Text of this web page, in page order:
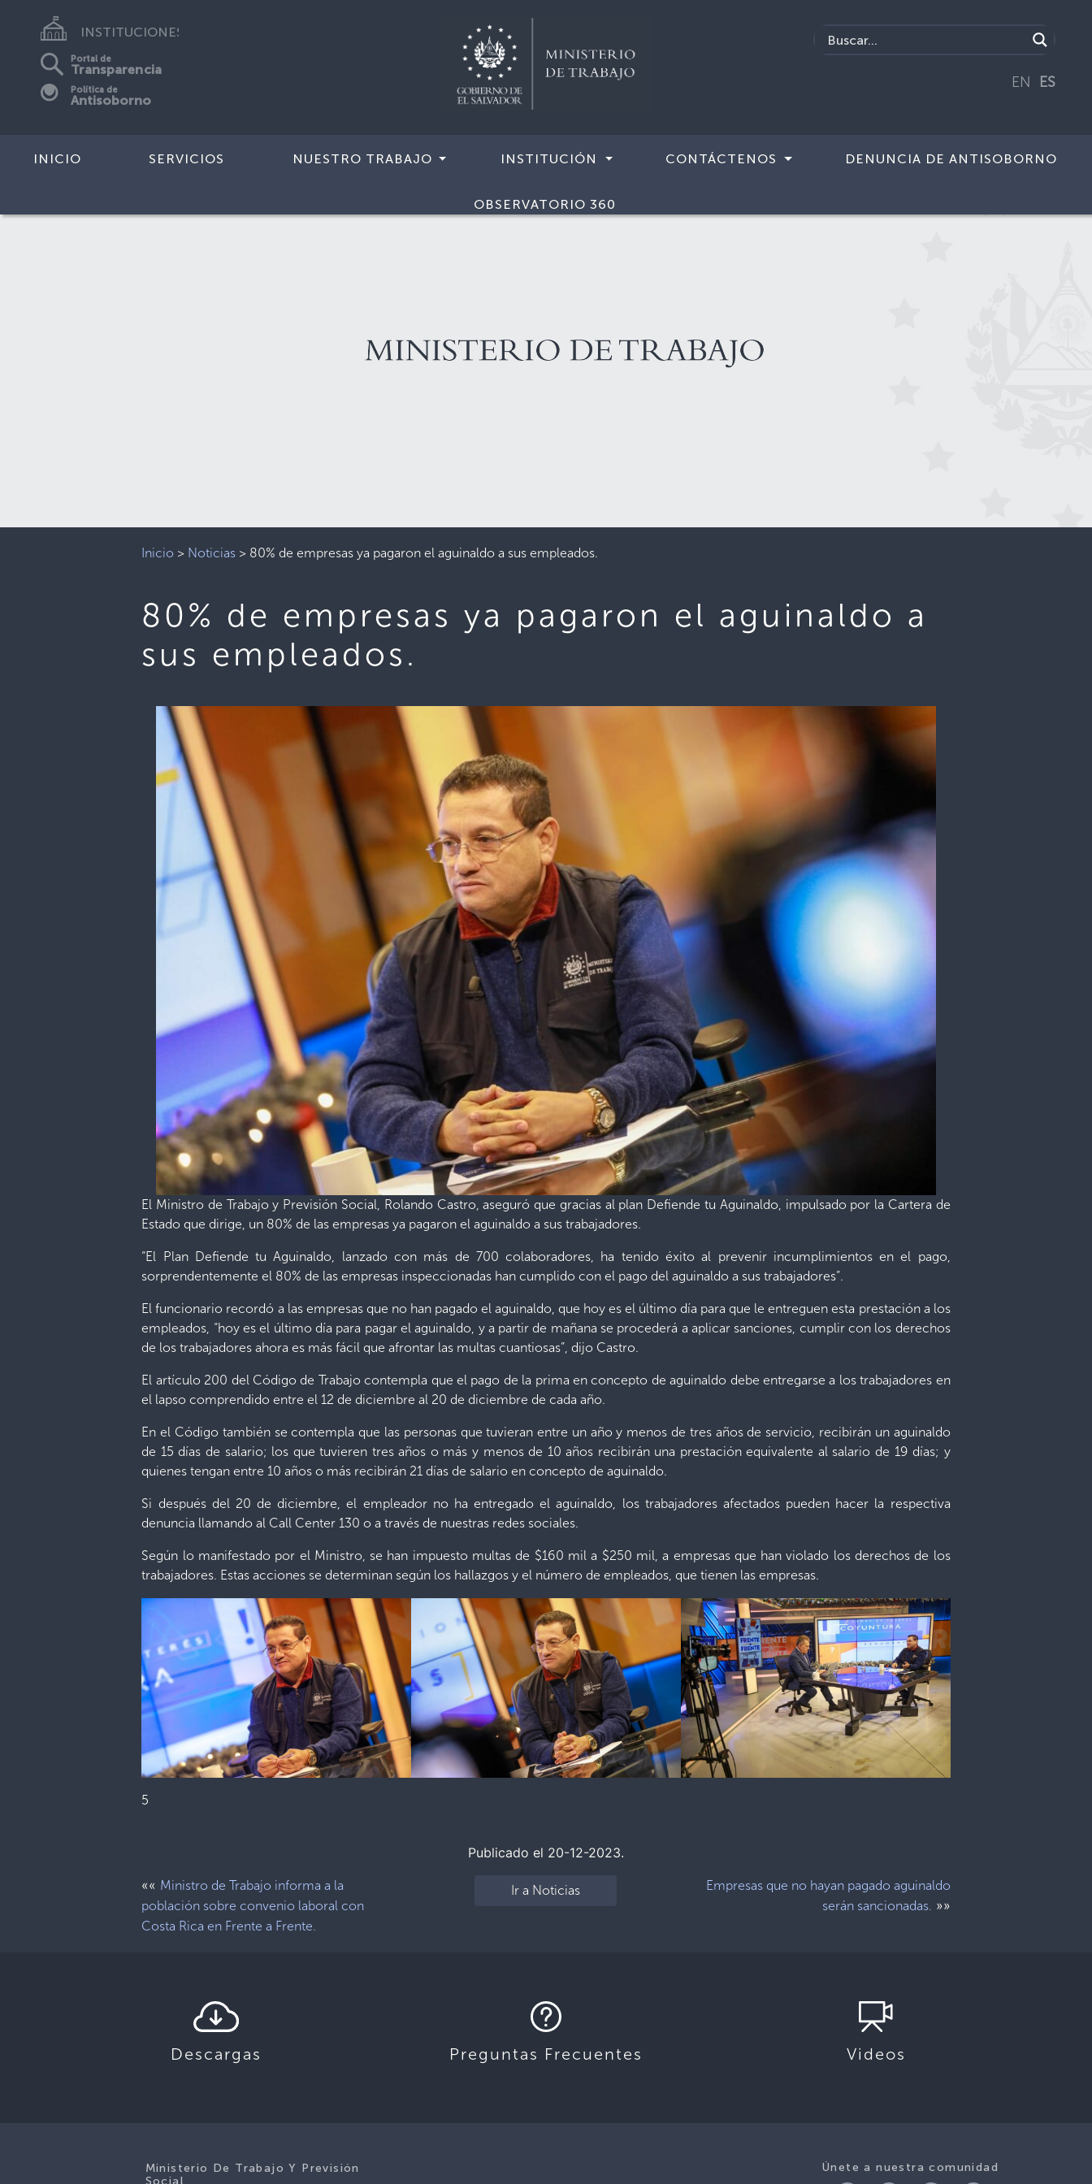
INSTITUCIONES
Portal de
Transparencia
Política de
Antisoborno
EN ES
INICIO SERVICIOS NUESTRO TRABAJO INSTITUCIÓN CONTÁCTENOS DENUNCIA DE ANTISOBORNO
OBSERVATORIO 360
Inicio > Noticias > 80% de empresas ya pagaron el aguinaldo a sus empleados.
80% de empresas ya pagaron el aguinaldo a
sus empleados.
El Ministro de Trabajo y Previsión Social, Rolando Castro, aseguró que gracias al plan Defiende tu Aguinaldo, impulsado por la Cartera de
Estado que dirige, un 80% de las empresas ya pagaron el aguinaldo a sus trabajadores.
“El Plan Defiende tu Aguinaldo, lanzado con más de 700 colaboradores, ha tenido éxito al prevenir incumplimientos en el pago,
sorprendentemente el 80% de las empresas inspeccionadas han cumplido con el pago del aguinaldo a sus trabajadores”.
El funcionario recordó a las empresas que no han pagado el aguinaldo, que hoy es el último día para que le entreguen esta prestación a los
empleados, “hoy es el último día para pagar el aguinaldo, y a partir de mañana se procederá a aplicar sanciones, cumplir con los derechos
de los trabajadores ahora es más fácil que afrontar las multas cuantiosas”, dijo Castro.
El artículo 200 del Código de Trabajo contempla que el pago de la prima en concepto de aguinaldo debe entregarse a los trabajadores en
el lapso comprendido entre el 12 de diciembre al 20 de diciembre de cada año.
En el Código también se contempla que las personas que tuvieran entre un año y menos de tres años de servicio, recibirán un aguinaldo
de 15 días de salario; los que tuvieren tres años o más y menos de 10 años recibirán una prestación equivalente al salario de 19 días; y
quienes tengan entre 10 años o más recibirán 21 días de salario en concepto de aguinaldo.
Si después del 20 de diciembre, el empleador no ha entregado el aguinaldo, los trabajadores afectados pueden hacer la respectiva
denuncia llamando al Call Center 130 o a través de nuestras redes sociales.
Según lo manifestado por el Ministro, se han impuesto multas de $160 mil a $250 mil, a empresas que han violado los derechos de los
trabajadores. Estas acciones se determinan según los hallazgos y el número de empleados, que tienen las empresas.
5
Publicado el 20-12-2023.
«« Ministro de Trabajo informa a la
población sobre convenio laboral con
Costa Rica en Frente a Frente.
Ir a Noticias
Empresas que no hayan pagado aguinaldo
serán sancionadas. »»
Descargas Preguntas Frecuentes Videos
Únete a nuestra comunidad
Ministerio De Trabajo Y Previsión